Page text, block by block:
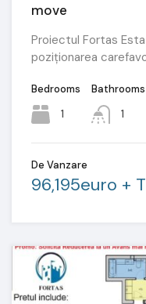
move
Proiectul Fortas
poziționarea
Bedrooms
1
Bathrooms
1
De Vanzare
96,195euro +